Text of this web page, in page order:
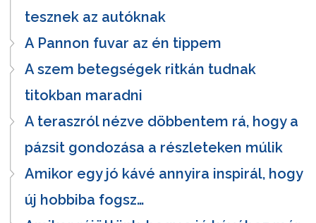
tesznek az autóknak
A Pannon fuvar az én tippem
A szem betegségek ritkán tudnak
titokban maradni
A teraszról nézve döbbentem rá, hogy a
pázsit gondozása a részleteken múlik
Amikor egy jó kávé annyira inspirál, hogy
új hobbiba fogsz…